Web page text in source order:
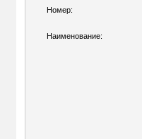
Номер:
Наименование: